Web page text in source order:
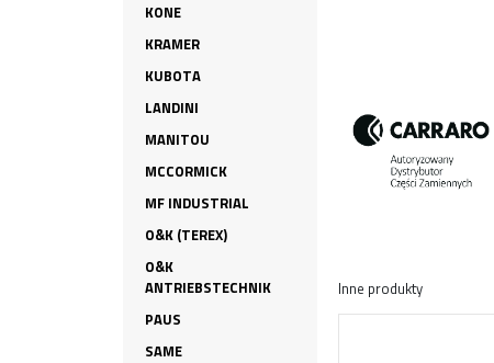
KONE
KRAMER
KUBOTA
LANDINI
MANITOU
MCCORMICK
MF INDUSTRIAL
O&K (TEREX)
O&K
ANTRIEBSTECHNIK
PAUS
SAME
Inne produkty